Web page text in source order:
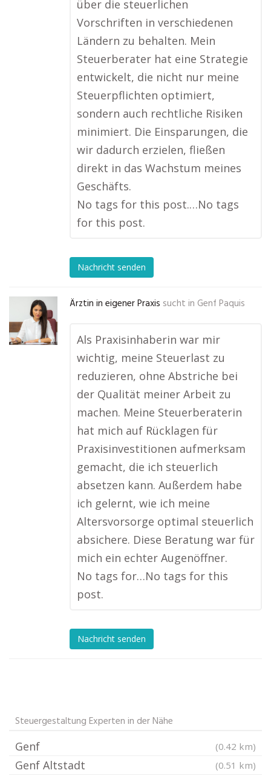
über die steuerlichen
Vorschriften in verschiedenen
Ländern zu behalten. Mein
Steuerberater hat eine Strategie
entwickelt, die nicht nur meine
Steuerpflichten optimiert,
sondern auch rechtliche Risiken
minimiert. Die Einsparungen, die
wir dadurch erzielen, fließen
direkt in das Wachstum meines
Geschäfts.
No tags for this post.…No tags
for this post.
Nachricht senden
Ärztin in eigener Praxis sucht in Genf Paquis
Als Praxisinhaberin war mir
wichtig, meine Steuerlast zu
reduzieren, ohne Abstriche bei
der Qualität meiner Arbeit zu
machen. Meine Steuerberaterin
hat mich auf Rücklagen für
Praxisinvestitionen aufmerksam
gemacht, die ich steuerlich
absetzen kann. Außerdem habe
ich gelernt, wie ich meine
Altersvorsorge optimal steuerlich
absichere. Diese Beratung war für
mich ein echter Augenöffner.
No tags for…No tags for this
post.
Nachricht senden
Steuergestaltung Experten in der Nähe
Genf (0.42 km)
Genf Altstadt (0.51 km)